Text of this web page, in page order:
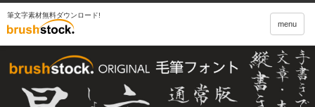
筆文字素材無料ダウンロード!
menu